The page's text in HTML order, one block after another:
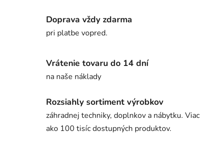
Doprava vždy zdarma
pri platbe vopred.
Vrátenie tovaru do 14 dní
na naše náklady
Rozsiahly sortiment výrobkov
záhradnej techniky, doplnkov a nábytku. Viac
ako 100 tisíc dostupných produktov.